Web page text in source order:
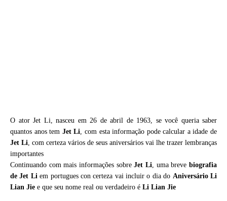
O ator Jet Li, nasceu em 26 de abril de 1963, se você queria saber
quantos anos tem Jet Li, com esta informação pode calcular a idade de
Jet Li, com certeza vários de seus aniversários vai lhe trazer lembranças
importantes
Continuando com mais informações sobreJet Li, uma brevebiografia
deJet Liem portugues con certeza vai incluir o dia do Aniversário Li
Lian Jie e que seu nome real ou verdadeiro é Li Lian Jie